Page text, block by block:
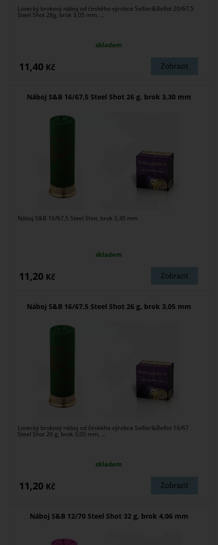
Lovecký brokový náboj od českého výrobce Sellier&Bellot 20/67,5
Steel Shot 28g, brok 3,05 mm, ...
skladem
Zobrazit
11,40 Kč
Náboj S&B 16/67,5 Steel Shot 26 g, brok 3,30 mm
Náboj S&B 16/67,5 Steel Shot, brok 3,30 mm
skladem
Zobrazit
11,20 Kč
Náboj S&B 16/67,5 Steel Shot 26 g, brok 3,05 mm
Lovecký brokový náboj od českého výrobce Sellier&Bellot 16/67
Steel Shot 26 g, brok 3,05 mm, ...
skladem
Zobrazit
11,20 Kč
Náboj S&B 12/70 Steel Shot 32 g, brok 4,06 mm